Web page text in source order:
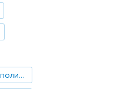
региональная экономическая политика